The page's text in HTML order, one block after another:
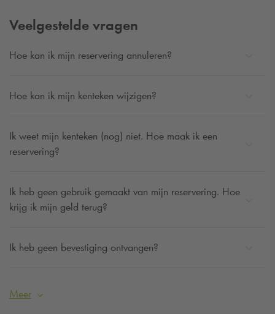
Veelgestelde vragen
Hoe kan ik mijn reservering annuleren?
Hoe kan ik mijn kenteken wijzigen?
Ik weet mijn kenteken (nog) niet. Hoe maak ik een
reservering?
Ik heb geen gebruik gemaakt van mijn reservering. Hoe
krijg ik mijn geld terug?
Ik heb geen bevestiging ontvangen?
Meer